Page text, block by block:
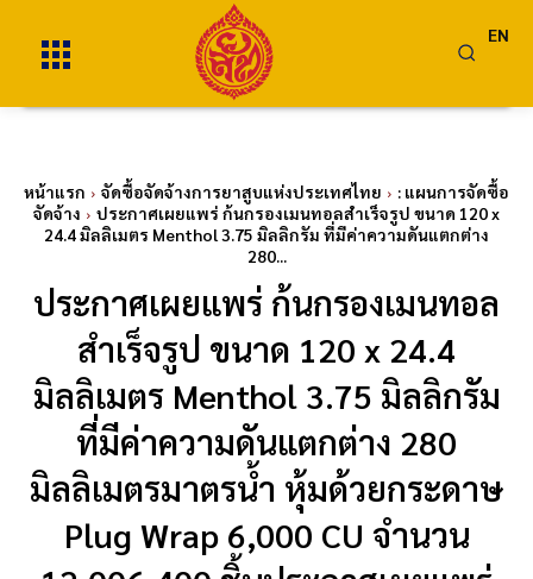
EN
หน้าแรก จัดซื้อจัดจ้างการยาสูบแห่งประเทศไทย
: แผนการจัดซื้อ
จัดจ้าง
ประกาศเผยแพร่ ก้นกรองเมนทอลสำเร็จรูป ขนาด 120 x
24.4 มิลลิเมตร Menthol 3.75 มิลลิกรัม ที่มีค่าความดันแตกต่าง
280...
ประกาศเผยแพร่ ก้นกรองเมนทอล
สำเร็จรูป ขนาด 120 x 24.4
มิลลิเมตร Menthol 3.75 มิลลิกรัม
ที่มีค่าความดันแตกต่าง 280
มิลลิเมตรมาตรน้ำ หุ้มด้วยกระดาษ
Plug Wrap 6,000 CU จำนวน